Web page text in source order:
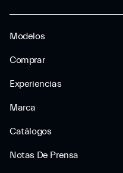
Modelos
Comprar
Experiencias
Marca
Catálogos
Notas De Prensa